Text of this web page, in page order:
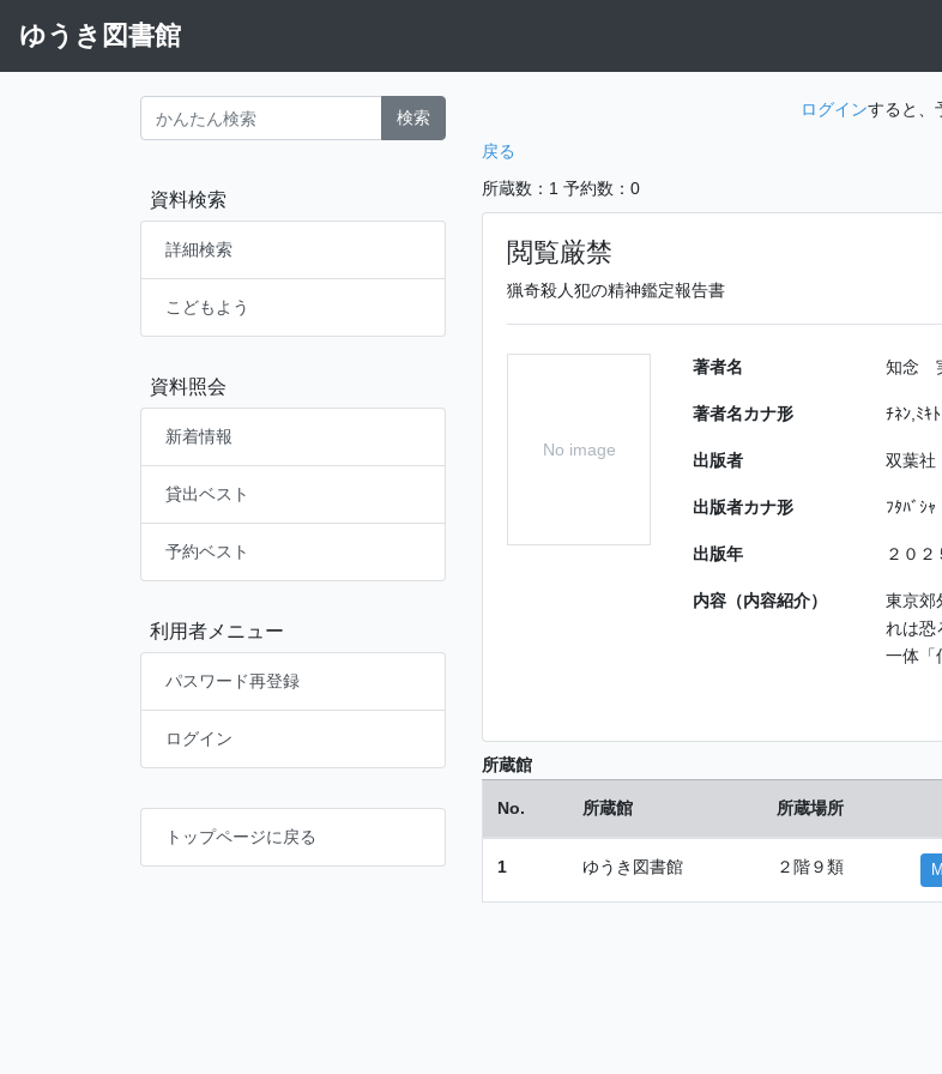
ゆうき図書館
検索
資料検索
詳細検索
こどもよう
資料照会
新着情報
貸出ベスト
予約ベスト
利用者メニュー
パスワード再登録
ログイン
トップページに戻る
ログインすると、
戻る
所蔵数：1 予約数：0
閲覧厳禁
猟奇殺人犯の精神鑑定報告書
No image
著者名 知念
著者名カナ形 ﾁﾈﾝ,ﾐｷﾄ
出版者 双葉社
出版者カナ形 ﾌﾀﾊﾞｼｬ
出版年 ２０２
内容（内容紹介）
東京郊
れは恐
一体「
所蔵館
No. 所蔵館 所蔵場所
1 ゆうき図書館 ２階９類